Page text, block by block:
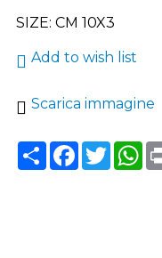
SIZE: CM 10X3
Add to wish list
Scarica immagine
ShareFacebook